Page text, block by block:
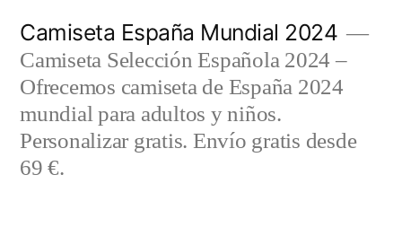
contenido
Camiseta España Mundial 2024
Camiseta Selección Española 2024 –
Ofrecemos camiseta de España 2024
mundial para adultos y niños.
Personalizar gratis. Envío gratis desde
69 €.